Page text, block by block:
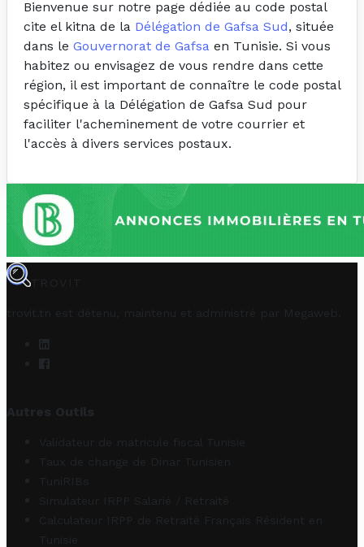
Bienvenue sur notre page dédiée au code postal
cite el kitna de la Délégation de Gafsa Sud, située
dans le Gouvernorat de Gafsa en Tunisie. Si vous
habitez ou envisagez de vous rendre dans cette
région, il est important de connaître le code postal
spécifique à la Délégation de Gafsa Sud pour
faciliter l'acheminement de votre courrier et
l'accès à divers services postaux.
TROVIT
trovit.tn est détenu, maintenu et administré par Megaweb
Autres Outils
Validateur de matricule fiscal Tunisie
Taux de change de Dinar Tunisien
TuniRIBs
Simulateur IRPP Salarié / Retraité
Calculateur IRPP de Retraité Français Résident en
Tunisie